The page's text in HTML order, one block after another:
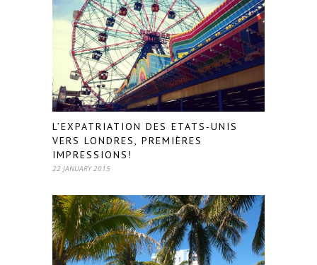
L’EXPATRIATION DES ETATS-UNIS
VERS LONDRES, PREMIÈRES
IMPRESSIONS!
22 JANUARY 2015